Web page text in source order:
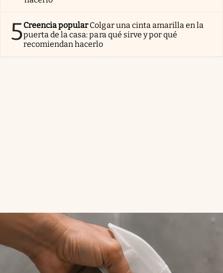
5Creencia popularColgar una cinta amarilla en la
puerta de la casa: para qué sirve y por qué
recomiendan hacerlo